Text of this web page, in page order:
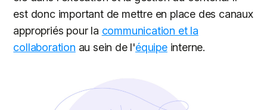
est donc important de mettre en place des canaux
appropriés pour la communication et la
collaboration au sein de l'équipeinterne.